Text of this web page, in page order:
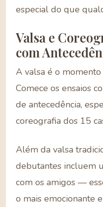
especial do que
Valsa e
com
A valsa é o
Comece os ensaios
de antecedência,
coreografia dos 15
Além da valsa
debutantes incluem
com os amigos —
o mais emocionante